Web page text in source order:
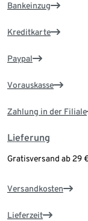
Bankeinzug
Kreditkarte
Paypal
Vorauskasse
Zahlung in der Filiale
Lieferung
Gratisversand ab 29
Versandkosten
Lieferzeit